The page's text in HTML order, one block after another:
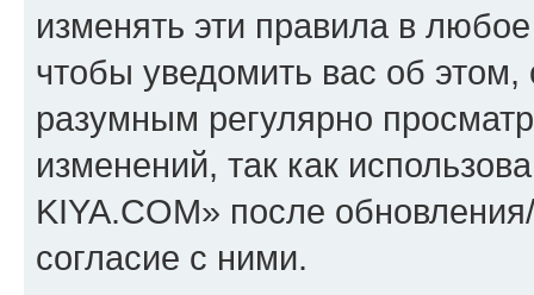
изменять эти правила в
чтобы уведомить вас об
разумным регулярно
изменений, так как
KIYA.COM» после
согласие с ними.